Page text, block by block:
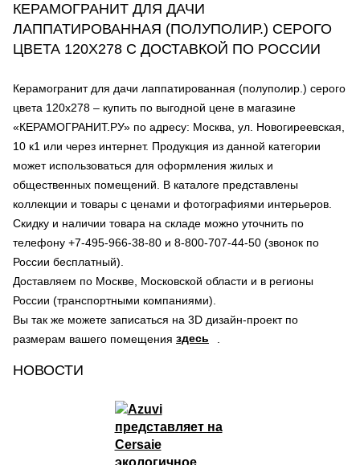
КЕРАМОГРАНИТ ДЛЯ ДАЧИ
ЛАППАТИРОВАННАЯ (ПОЛУПОЛИР.) СЕРОГО
ЦВЕТА 120Х278 С ДОСТАВКОЙ ПО РОССИИ
Керамогранит для дачи лаппатированная (полуполир.) серого
цвета 120х278 – купить по выгодной цене в магазине
«КЕРАМОГРАНИТ.РУ» по адресу: Москва, ул. Новогиреевская,
10 к1 или через интернет. Продукция из данной категории
может использоваться для оформления жилых и
общественных помещений. В каталоге представлены
коллекции и товары с ценами и фотографиями интерьеров.
Скидку и наличии товара на складе можно уточнить по
телефону +7-495-966-38-80 и 8-800-707-44-50 (звонок по
России бесплатный).
Доставляем по Москве, Московской области и в регионы
России (транспортными компаниями).
Вы так же можете записаться на 3D дизайн-проект по
размерам вашего помещения здесь
НОВОСТИ